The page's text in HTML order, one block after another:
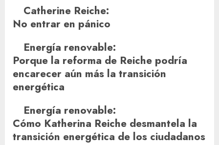
Catherine Reiche:
No entrar en pánico
Energía renovable:
Porque la reforma de Reiche podría
encarecer aún más la transición
energética
Energía renovable:
Cómo Katherina Reiche desmantela la
transición energética de los ciudadanos